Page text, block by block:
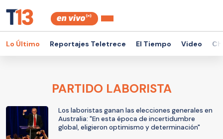
Lo Último Reportajes Teletrece El Tiempo Video
PARTIDO LABORISTA
Los laboristas ganan las elecciones generales en
Australia: "En esta época de incertidumbre
global, eligieron optimismo y determinación"